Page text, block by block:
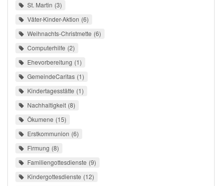
St. Martin 3
Väter-Kinder-Aktion 6
Weihnachts-Christmette 6
Computerhilfe 2
Ehevorbereitung 1
GemeindeCaritas 1
Kindertagesstätte 1
Nachhaltigkeit 8
Ökumene 15
Erstkommunion 6
Firmung 8
Familiengottesdienste 9
Kindergottesdienste 12